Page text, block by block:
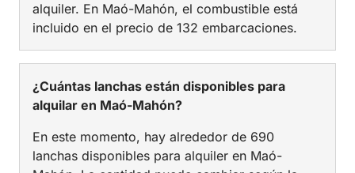
alquiler. En Maó-Mahón, el combustible está
incluido en el precio de 132 embarcaciones.
¿Cuántas lanchas están disponibles para
alquilar en Maó-Mahón?
En este momento, hay alrededor de 690
lanchas disponibles para alquiler en Maó-